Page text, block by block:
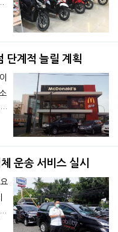
단계적 늘릴 계획
운송 서비스 실시